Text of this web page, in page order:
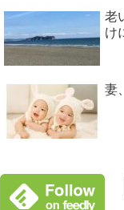
老
け
妻